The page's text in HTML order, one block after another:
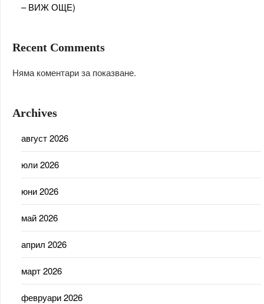
– ВИЖ ОЩЕ)
Recent Comments
Няма коментари за показване.
Archives
август 2026
юли 2026
юни 2026
май 2026
април 2026
март 2026
февруари 2026